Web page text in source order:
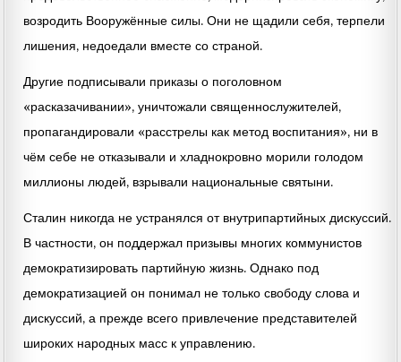
возродить Вооружённые силы. Они не щадили себя, терпели
лишения, недоедали вместе со страной.
Другие подписывали приказы о поголовном
«расказачивании», уничтожали священнослужителей,
пропагандировали «расстрелы как метод воспитания», ни в
чём себе не отказывали и хладнокровно морили голодом
миллионы людей, взрывали национальные святыни.
Сталин никогда не устранялся от внутрипартийных дискуссий.
В частности, он поддержал призывы многих коммунистов
демократизировать партийную жизнь. Однако под
демократизацией он понимал не только свободу слова и
дискуссий, а прежде всего привлечение представителей
широких народных масс к управлению.